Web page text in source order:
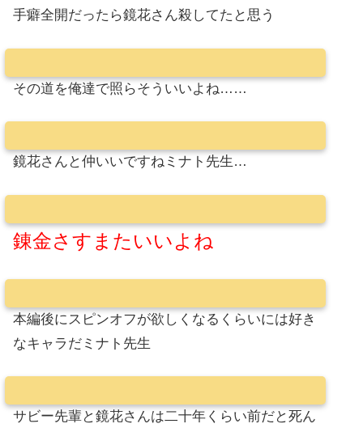
手癖全開だったら鏡花さん殺してたと思う
その道を俺達で照らそういいよね……
鏡花さんと仲いいですねミナト先生…
錬金さすまたいいよね
本編後にスピンオフが欲しくなるくらいには好き
なキャラだミナト先生
サビー先輩と鏡花さんは二十年くらい前だと死ん